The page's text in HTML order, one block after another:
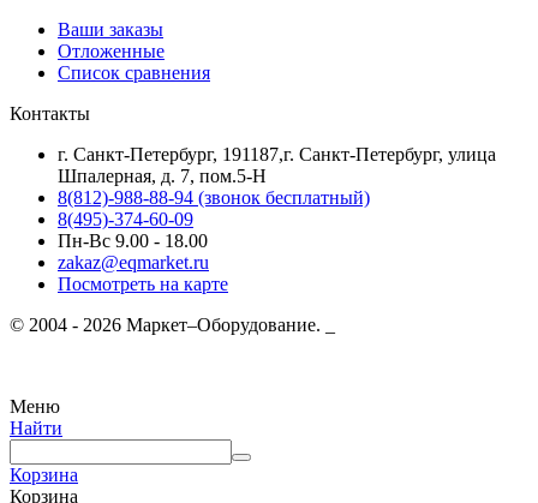
Ваши заказы
Отложенные
Список сравнения
Контакты
г. Санкт-Петербург, 191187,г. Санкт-Петербург, улица
Шпалерная, д. 7, пом.5-Н
8(812)-988-88-94 (звонок бесплатный)
8(495)-374-60-09
Пн-Вс 9.00 - 18.00
zakaz@eqmarket.ru
Посмотреть на карте
© 2004 - 2026 Маркет–Оборудование. _
Меню
Найти
Корзина
Корзина